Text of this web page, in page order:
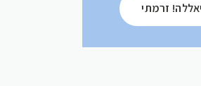
יאללה! זרמתי